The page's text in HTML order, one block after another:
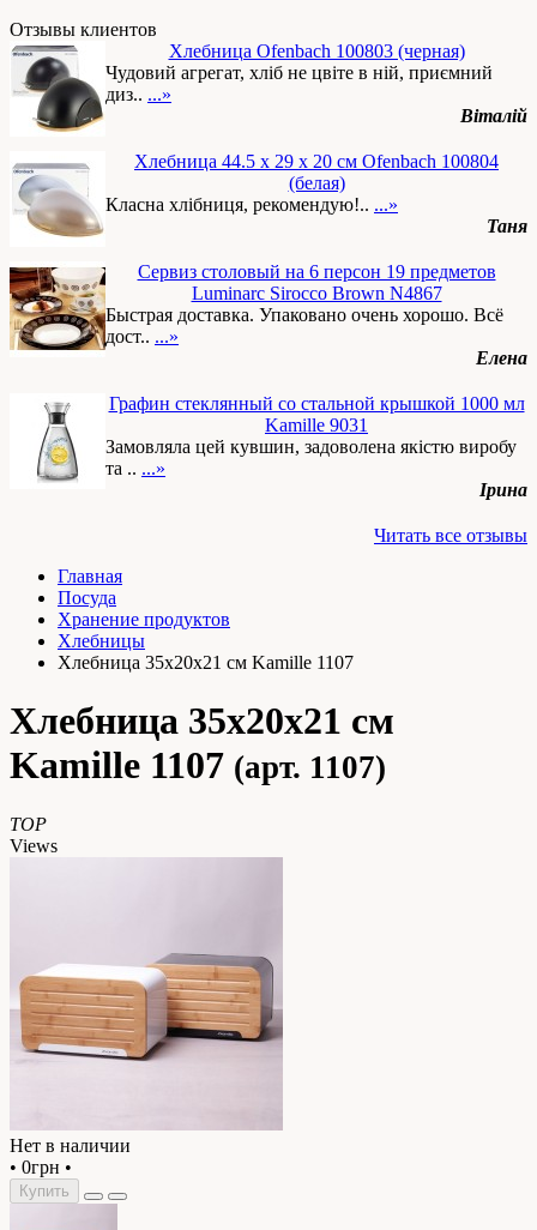
Отзывы клиентов
Хлебница Ofenbach 100803 (черная)
Чудовий агрегат, хліб не цвіте в ній, приємний
диз.. ...»
Віталій
Хлебница 44.5 х 29 х 20 см Ofenbach 100804
(белая)
Класна хлібниця, рекомендую!.. ...»
Таня
Сервиз столовый на 6 персон 19 предметов
Luminarc Sirocco Brown N4867
Быстрая доставка. Упаковано очень хорошо. Всё
дост.. ...»
Елена
Графин стеклянный со стальной крышкой 1000 мл
Kamille 9031
Замовляла цей кувшин, задоволена якістю виробу
та .. ...»
Ірина
Читать все отзывы
Главная
Посуда
Хранение продуктов
Хлебницы
Хлебница 35х20х21 см Kamille 1107
Хлебница 35х20х21 см
Kamille 1107 (арт. 1107)
TOP
Views
Нет в наличии
• 0грн •
Купить